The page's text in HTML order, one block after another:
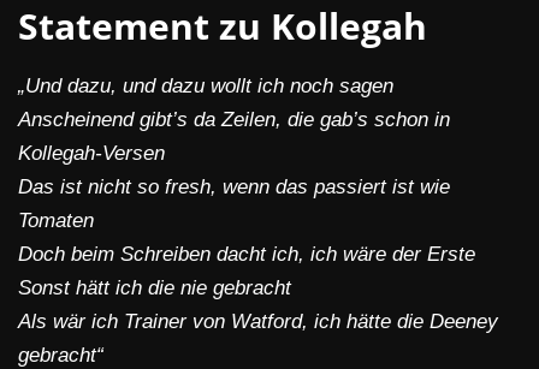
Statement zu Kollegah
„Und dazu, und dazu wollt ich noch sagen
Anscheinend gibt’s da Zeilen, die gab’s schon in
Kollegah-Versen
Das ist nicht so fresh, wenn das passiert ist wie
Tomaten
Doch beim Schreiben dacht ich, ich wäre der Erste
Sonst hätt ich die nie gebracht
Als wär ich Trainer von Watford, ich hätte die Deeney
gebracht“